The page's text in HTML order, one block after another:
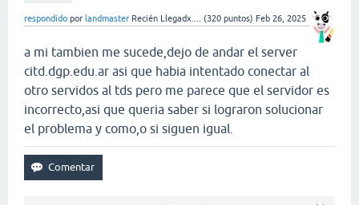
respondido por landmaster Recién Llegadx.... (320 puntos) Feb 26, 2025
a mi tambien me sucede,dejo de andar el server
citd.dgp.edu.ar asi que habia intentado conectar al
otro servidos al tds pero me parece que el servidor es
incorrecto,asi que queria saber si lograron solucionar
el problema y como,o si siguen igual.